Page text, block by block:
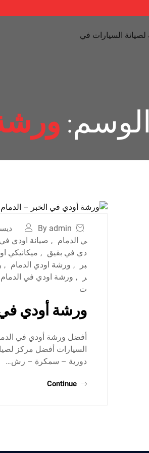
الوسم:
By admin ديسمبر
ي الدمام , صيانة اودي في
دي في بقيق , ميكانيكي
بر
, ورشة اودي الدمام ,
ر
, ورشة اودي في الدمام
ت
ورشة أودي في
أفضل ورشة أودي في
السيارات أفضل مركز
دورية – سمكرة – رش…
Continue